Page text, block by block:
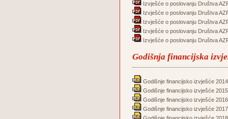
Izvješće o poslovanju Društva
Izvješće o poslovanju Društva
Izvješće o poslovanju Društva
Izvješće o poslovanju Društva
Izvješće o poslovanju Društva
Godišnja financijska
Godišnje financijsko izvješće
Godišnje financijsko izvješće
Godišnje financijsko izvješće
Godišnje financijsko izvješće